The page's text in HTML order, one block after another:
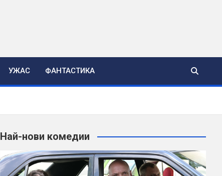
УЖАС ФАНТАСТИКА
Най-нови комедии